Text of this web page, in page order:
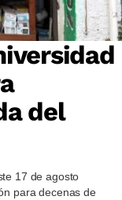
del
17 de agosto
para decenas de